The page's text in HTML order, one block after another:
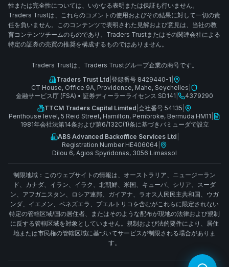
性または完全性については、いかなる表明または保証も行いません。
Traders Trustは、これらのコメントの使用およびその結果に対して一切の責
任を負いません。このコンテンツで表明された見解および意見は、当社の教
育コンテンツチームのものであり、Traders Trustまたはその関連会社による
特定の証券の売買の推奨を構成するものではありません。
Traders Trustは、Traders Trustグループ企業の商号です。
Traders Trust Ltd 登録番号 8429440-1
CT House, Office 9A, Providence, Mahe, Seychelles
金融サービス庁 (FSA) • 証券ディーラーライセンス SD141
4379290
TTCM Traders Capital Limited 会社番号 54135
Penthouse level, 5 Reid Street, Hamilton, Pembroke, Bermuda HM11
1981年会社法第14条および第6/132C(1)条に基づきバミューダで設立
ABS Advanced Backoffice Services Ltd
Registration Number HE406064
Dilou 6, Agios Spyridonas, 3056 Limassol
制限地域：このウェブサイトの情報は、オーストラリア、ニュージーラン
ド、カナダ、イラン、イラク、北朝鮮、米国、キューバ、シリア、スーダ
ン、アフガニスタン、ロシア連邦、ガイアナ、ラオス人民民主共和国、ウガ
ンダ、イエメン、ベネズエラ、プエルトリコを含むがこれらに限定されない
特定の管轄区域/国の居住者、またはそのような配布が現地の法律および規制
に反する管轄区域を対象としていません。規制および法的要件により、居住
地または市民権の管轄区域に基づいてサービスが制限される場合がありま
す。